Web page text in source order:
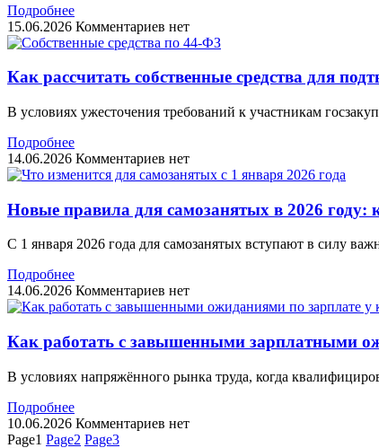
Подробнее
15.06.2026 Комментариев нет
Как рассчитать собственные средства для
В условиях ужесточения требований к участникам
Подробнее
14.06.2026 Комментариев нет
Новые правила для самозанятых в 2026 году:
С 1 января 2026 года для самозанятых вступают в силу
Подробнее
14.06.2026 Комментариев нет
Как работать с завышенными зарплатными
В условиях напряжённого рынка труда, когда
Подробнее
10.06.2026 Комментариев нет
Page1 Page2 Page3